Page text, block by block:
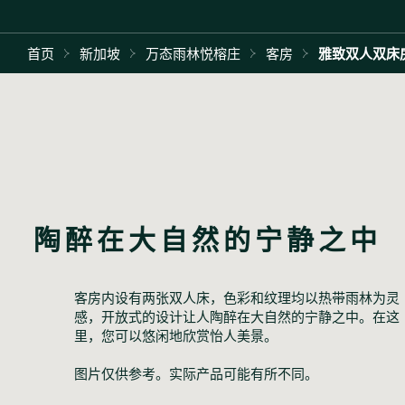
首页 新加坡 万态雨林悦榕庄 客房 雅致双人双床
陶醉在大自然的宁静之中
客房内设有两张双人床，色彩和纹理均以热带雨林为灵
感，开放式的设计让人陶醉在大自然的宁静之中。在这
里，您可以悠闲地欣赏怡人美景。
图片仅供参考。实际产品可能有所不同。